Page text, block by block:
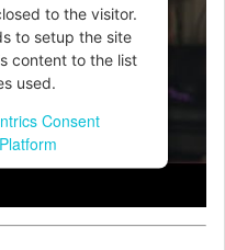
to the visitor.
to setup the site
content to the list
used.
Consent